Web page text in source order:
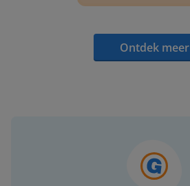
Ontdek meer